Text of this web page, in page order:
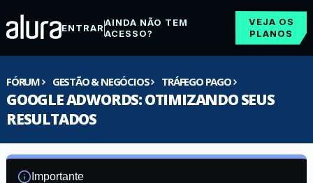
ENTRARAINDA NÃO TEM
ACESSO?
VEJA OS
PLANOS
FÓRUM GESTÃO & NEGÓCIOS TRÁFEGO PAGO
GOOGLE ADWORDS: OTIMIZANDO SEUS
RESULTADOS
Importante